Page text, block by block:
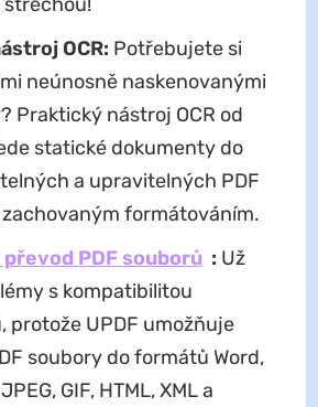
OCR: Potřebujete si
neúnosně naskenovanými
Praktický nástroj OCR od
statické dokumenty do
a upravitelných PDF
formátováním.
PDF souborů: Už
s kompatibilitou
protože UPDF umožňuje
soubory do formátů Word,
GIF, HTML, XML a